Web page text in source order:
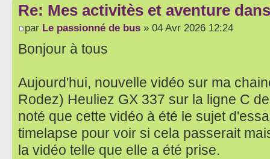
Re: Mes activitès et aventure
par Le passionné de bus » 04 Avr 2026 12:24
Bonjour à tous
Aujourd'hui, nouvelle vidéo sur ma
Rodez) Heuliez GX 337 sur la ligne C
noté que cette vidéo à été le sujet
timelapse pour voir si cela passerait
la vidéo telle que elle a été prise.